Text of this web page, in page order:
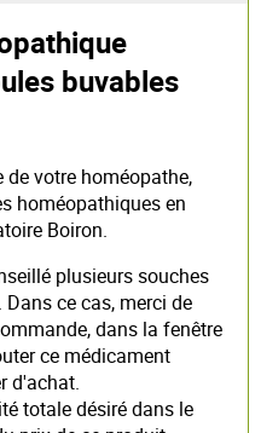
buvables
votre homéopathe,
homéopathiques en
Boiron.
plusieurs souches
ce cas, merci de
dans la fenêtre
ce médicament
d'achat.
totale désiré dans le